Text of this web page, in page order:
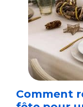
Comment